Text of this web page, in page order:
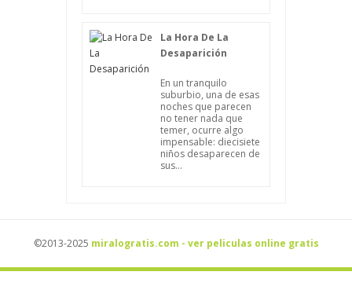
La Hora De La
Desaparición
En un tranquilo
suburbio, una de esas
noches que parecen
no tener nada que
temer, ocurre algo
impensable: diecisiete
niños desaparecen de
sus...
©2013-2025 miralogratis.com - ver peliculas online gratis